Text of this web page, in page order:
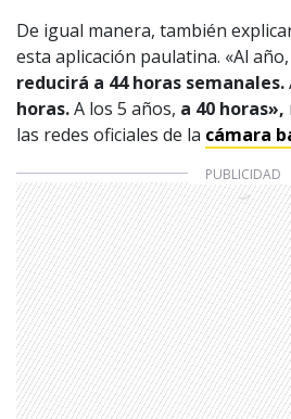
De igual manera, también
esta aplicación paulatina. «Al
reducirá a 44 horas semanales.
horas.A los 5 años, a 40 horas»,
las redes oficiales de la cámara